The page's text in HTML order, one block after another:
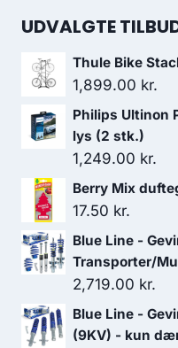
UDVALGTE
Thule Bike
1,899.00 kr.
Philips Ultinon
lys (2 stk.)
1,249.00 kr.
Berry Mix
17.50 kr.
Blue Line -
Transporter/
2,719.00 kr.
Blue Line -
(9KV) - kun